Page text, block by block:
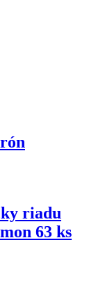
riadu
63 ks